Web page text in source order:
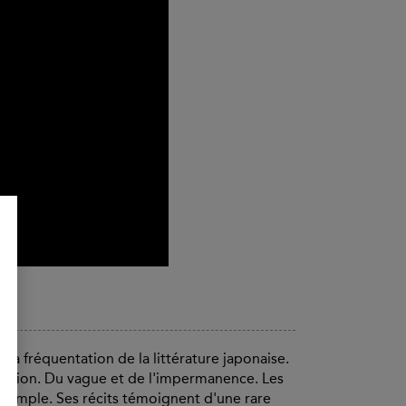
la fréquentation de la littérature japonaise.
Du vague et de l'impermanence. Les
Ses récits témoignent d'une rare